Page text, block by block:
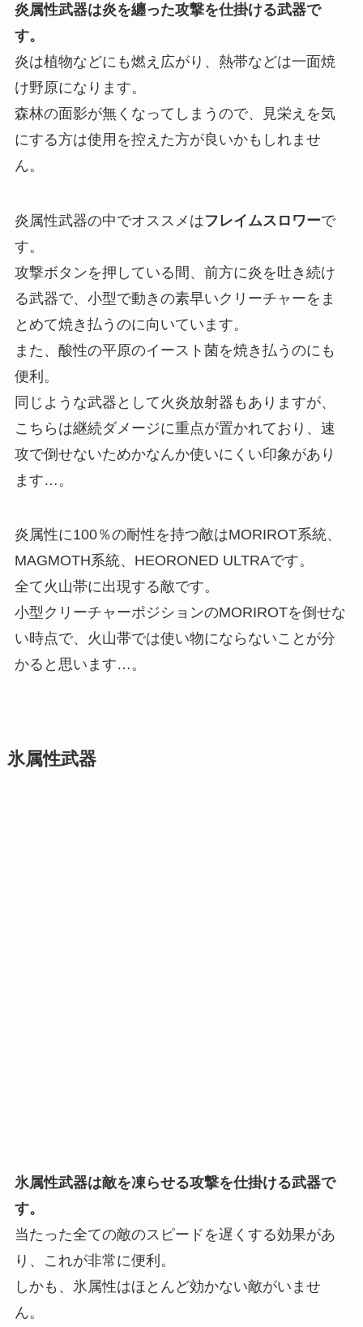
炎属性武器は炎を纏った攻撃を仕掛ける武器で
す。
炎は植物などにも燃え広がり、熱帯などは一面焼
け野原になります。
森林の面影が無くなってしまうので、見栄えを気
にする方は使用を控えた方が良いかもしれませ
ん。
炎属性武器の中でオススメはフレイムスロワーで
す。
攻撃ボタンを押している間、前方に炎を吐き続け
る武器で、小型で動きの素早いクリーチャーをま
とめて焼き払うのに向いています。
また、酸性の平原のイースト菌を焼き払うのにも
便利。
同じような武器として火炎放射器もありますが、
こちらは継続ダメージに重点が置かれており、速
攻で倒せないためかなんか使いにくい印象があり
ます…。
炎属性に100％の耐性を持つ敵はMORIROT系統、
MAGMOTH系統、HEORONED ULTRAです。
全て火山帯に出現する敵です。
小型クリーチャーポジションのMORIROTを倒せな
い時点で、火山帯では使い物にならないことが分
かると思います…。
氷属性武器
氷属性武器は敵を凍らせる攻撃を仕掛ける武器で
す。
当たった全ての敵のスピードを遅くする効果があ
り、これが非常に便利。
しかも、 氷属性はほとんど効かない敵がいませ
ん。